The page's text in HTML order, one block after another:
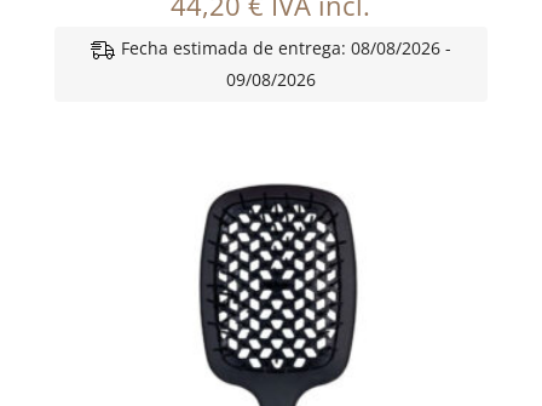
Fecha estimada de entrega: 08/08/2026 -
09/08/2026